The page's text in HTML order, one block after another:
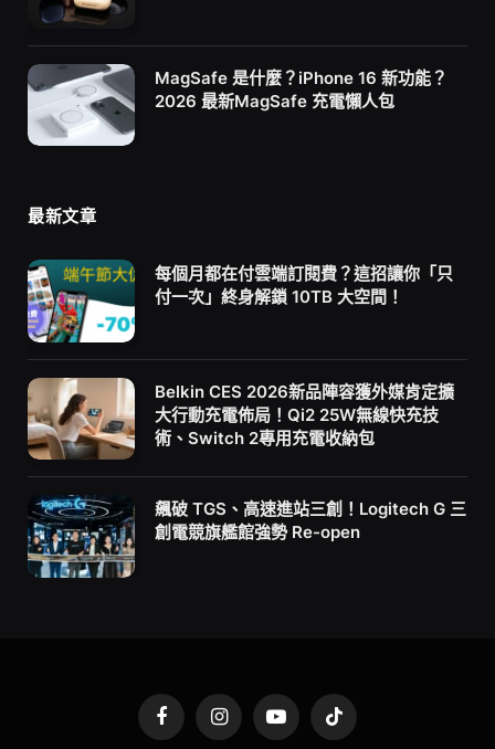
MagSafe 是什麼？iPhone 16 新功能？
2026 最新MagSafe 充電懶人包
最新文章
每個月都在付雲端訂閱費？這招讓你「只
付一次」終身解鎖 10TB 大空間！
Belkin CES 2026新品陣容獲外媒肯定擴
大行動充電佈局！Qi2 25W無線快充技
術、Switch 2專用充電收納包
飆破 TGS、高速進站三創！Logitech G 三
創電競旗艦館強勢 Re-open
FacebookInstagramYouTubeTikTok